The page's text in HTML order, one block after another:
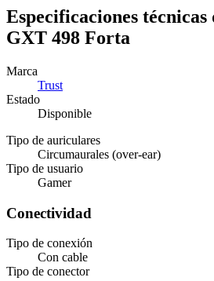
Especificaciones técnicas
GXT 498 Forta
Marca
Trust
Estado
Disponible
Tipo de auriculares
Circumaurales (over-ear)
Tipo de usuario
Gamer
Conectividad
Tipo de conexión
Con cable
Tipo de conector